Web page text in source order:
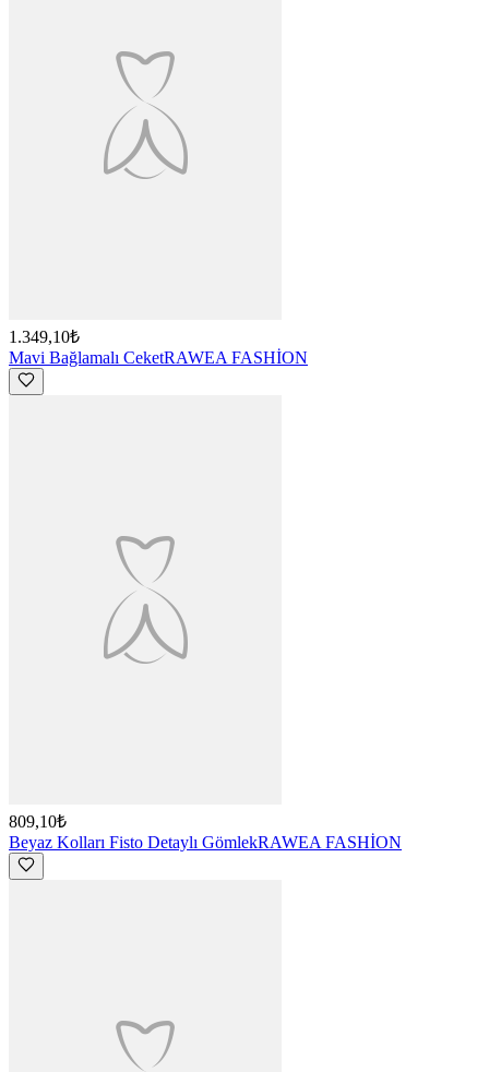
1.349,10₺
Mavi Bağlamalı CeketRAWEA FASHİON
809,10₺
Beyaz Kolları Fisto Detaylı GömlekRAWEA FASHİON